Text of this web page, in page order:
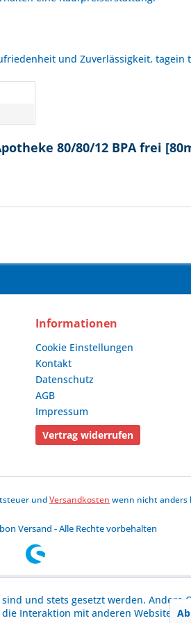
und Zuverlässigkeit, tagein
80/80/12 BPA frei
Informationen
Cookie Einstellungen
Kontakt
Datenschutz
AGB
Impressum
Vertrag widerrufen
undVersandkosten wenn nicht anders
Versand - Alle Rechte vorbehalten
und stets gesetzt werden. Andere
Interaktion mit anderen Websites